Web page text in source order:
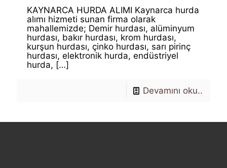
KAYNARCA HURDA ALIMI Kaynarca hurda
alımı hizmeti sunan firma olarak
mahallemizde; Demir hurdası, alüminyum
hurdası, bakır hurdası, krom hurdası,
kurşun hurdası, çinko hurdası, sarı pirinç
hurdası, elektronik hurda, endüstriyel
hurda, […]
Devamını oku..